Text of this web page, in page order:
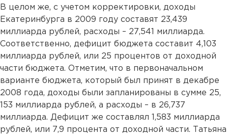
В целом же, с учетом корректировки, доходы
Екатеринбурга в 2009 году составят 23,439
миллиарда рублей, расходы – 27,541 миллиарда.
Соответственно, дефицит бюджета составит 4,103
миллиарда рублей, или 25 процентов от доходной
части бюджета. Отметим, что в первоначальном
варианте бюджета, который был принят в декабре
2008 года, доходы были запланированы в сумме 25,
153 миллиарда рублей, а расходы – в 26,737
миллиарда. Дефицит же составлял 1,583 миллиарда
рублей, или 7,9 процента от доходной части. Татьяна